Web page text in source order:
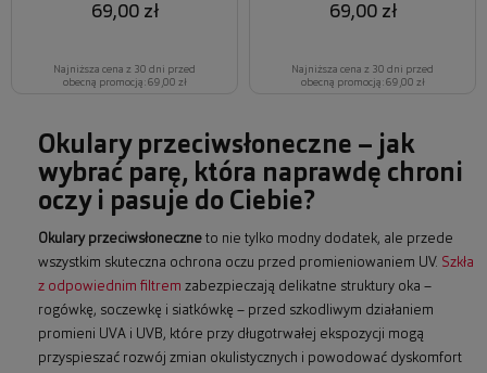
69,00 zł
Najniższa cena z 30 dni przed
obecną promocją: 69,00 zł
69,00 zł
Najniższa cena z 30 dni przed
obecną promocją: 69,00 zł
Okulary przeciwsłoneczne – jak
wybrać parę, która naprawdę chroni
oczy i pasuje do Ciebie?
Okulary przeciwsłoneczne to nie tylko modny dodatek, ale przede
wszystkim skuteczna ochrona oczu przed promieniowaniem UV. Szkła
z odpowiednim filtrem zabezpieczają delikatne struktury oka –
rogówkę, soczewkę i siatkówkę – przed szkodliwym działaniem
promieni UVA i UVB, które przy długotrwałej ekspozycji mogą
przyspieszać rozwój zmian okulistycznych i powodować dyskomfort